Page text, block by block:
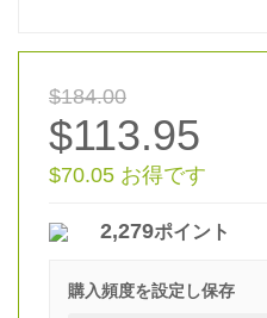
$184.00
$113.95
$70.05 お得です
2,279ポイント
購入頻度を設定し保存